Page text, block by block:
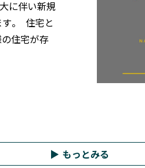
に伴い新規
。 住宅と
住宅が存
もっとみる